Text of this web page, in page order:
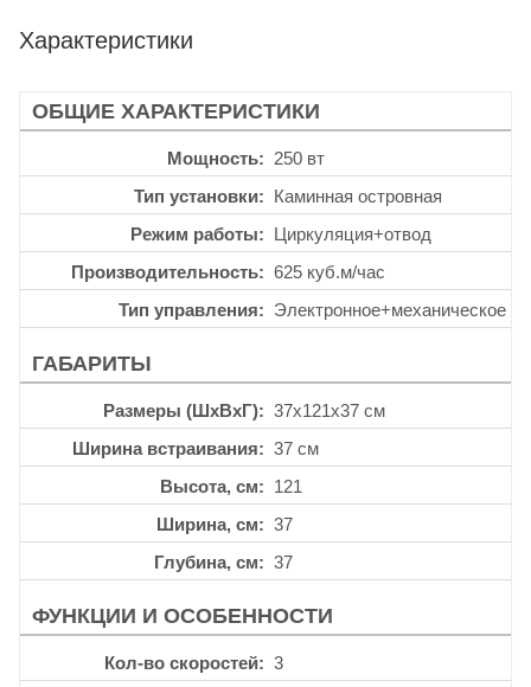
Характеристики
ОБЩИЕ ХАРАКТЕРИСТИКИ
Мощность
250 вт
Тип установки
Каминная островная
Режим работы
Циркуляция+отвод
Производительность
625 куб.м/час
Тип управления
Электронное+механическое
ГАБАРИТЫ
Размеры (ШхВхГ)
37x121x37 см
Ширина встраивания
37 см
Высота, см
121
Ширина, см
37
Глубина, см
37
ФУНКЦИИ И ОСОБЕННОСТИ
Кол-во скоростей
3